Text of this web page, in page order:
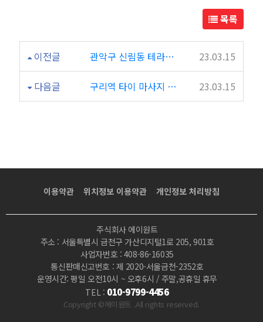
인
테
리
끔
하
목록
이전글 관악구 신림동 테라피 마사지 X&Y테라피 추천합니다! 23.03.15
다음글 구리역 타이 마사지 완전 시원하네요 왓포전통타이 추천합니다 ㅎㅎㅎㅎ 23.03.15
이용약관 위치정보 이용약관 개인정보 처리방침
주식회사 에이원트
주소 : 서울특별시 금천구 가산디지털1로 205, 901호
사업자번호 : 408-86-16035
통신판매신고번호 : 제 2020-서울금천-2352호
운영시간: 평일 오전10시 ~ 오후6시 / 주말,공휴일 휴무
TEL : 010-9799-4456
Copyright ©에이원트 .All rights reserved.